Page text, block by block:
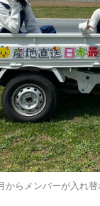
からメンバーが入れ